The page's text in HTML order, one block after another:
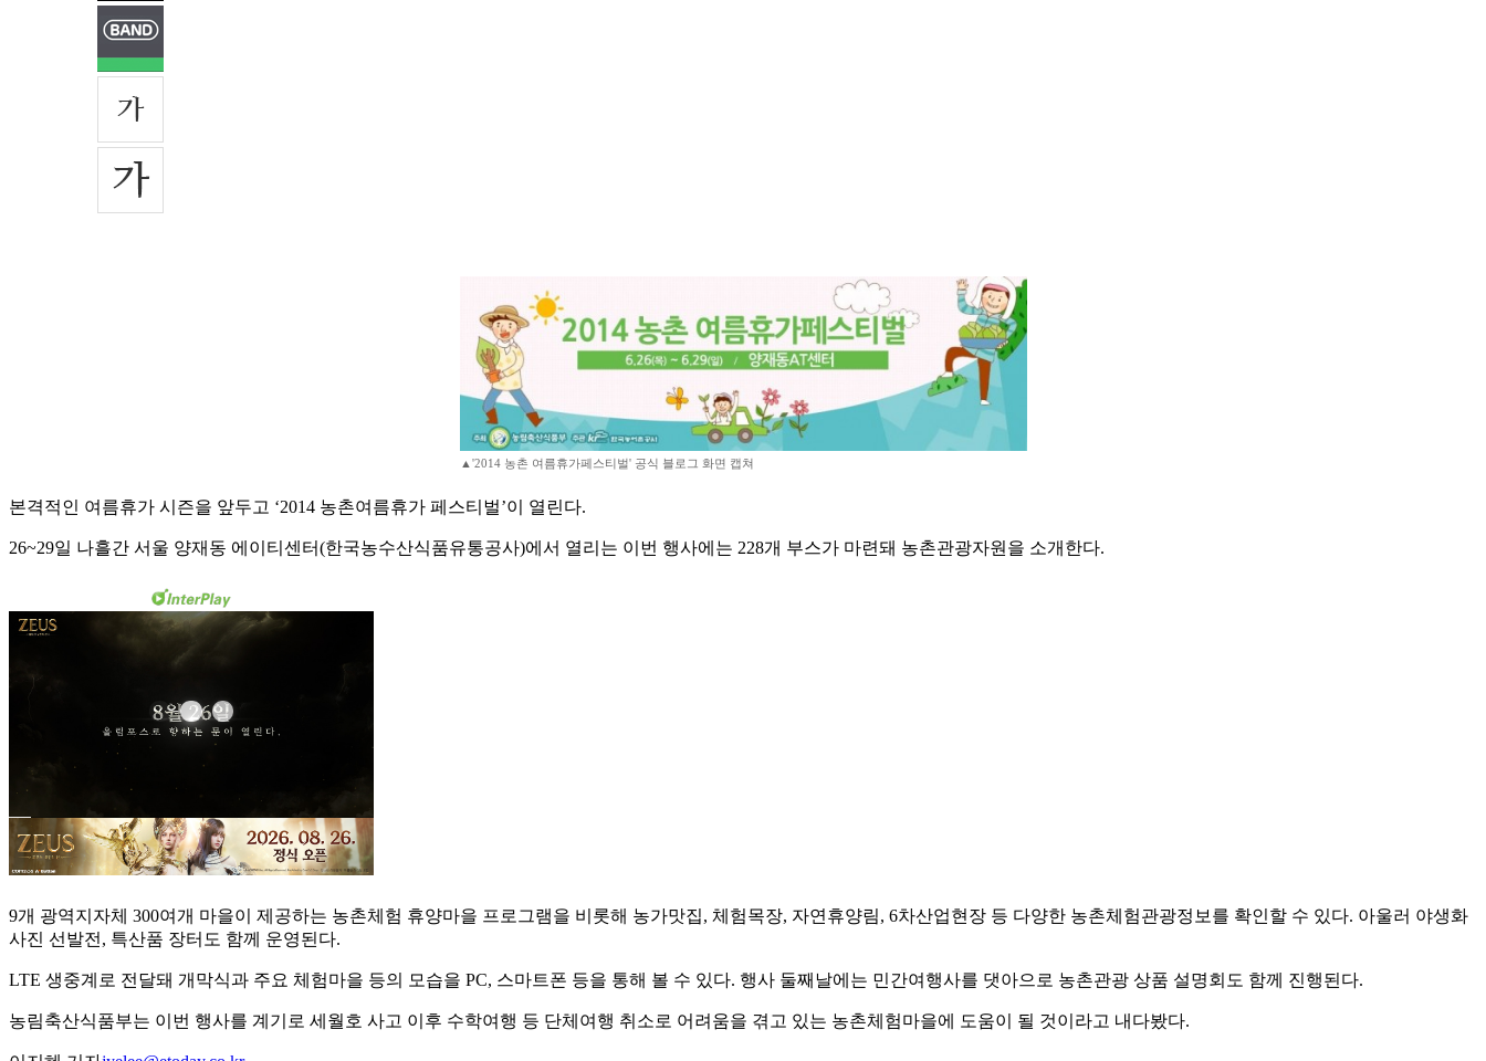
▲'2014 농촌 여름휴가페스티벌' 공식 블로그 화면 캡쳐
본격적인 여름휴가 시즌을 앞두고 ‘2014 농촌여름휴가 페스티벌’이 열린다.
26~29일 나흘간 서울 양재동 에이티센터(한국농수산식품유통공사)에서 열리는 이번 행사에는 228개 부스가 마련돼 농촌관광자원을 소개한다.
9개 광역지자체 300여개 마을이 제공하는 농촌체험 휴양마을 프로그램을 비롯해 농가맛집, 체험목장, 자연휴양림, 6차산업현장 등 다양한 농촌체험관광정보를 확인할 수 있다. 아울러 야생화
사진 선발전, 특산품 장터도 함께 운영된다.
LTE 생중계로 전달돼 개막식과 주요 체험마을 등의 모습을 PC, 스마트폰 등을 통해 볼 수 있다. 행사 둘째날에는 민간여행사를 댓아으로 농촌관광 상품 설명회도 함께 진행된다.
농림축산식품부는 이번 행사를 계기로 세월호 사고 이후 수학여행 등 단체여행 취소로 어려움을 겪고 있는 농촌체험마을에 도움이 될 것이라고 내다봤다.